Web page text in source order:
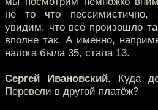
не то что пессимистично,
увидим, что всё произошло
вполне так. А именно,
налога была 35, стала 13.
Сергей Ивановский. Куда
Перевели в другой платёж?